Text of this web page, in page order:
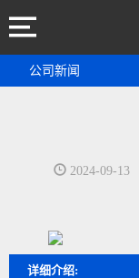
公司新闻
2024-09-13
详细介绍: